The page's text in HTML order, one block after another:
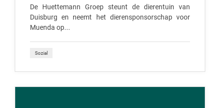
De Huettemann Groep steunt de dierentuin van
Duisburg en neemt het dierensponsorschap voor
Muenda op...
Sozial